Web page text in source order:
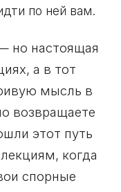
по ней вам.
но настоящая
а в тот
мысль в
возвращаете
этот путь
когда
спорные